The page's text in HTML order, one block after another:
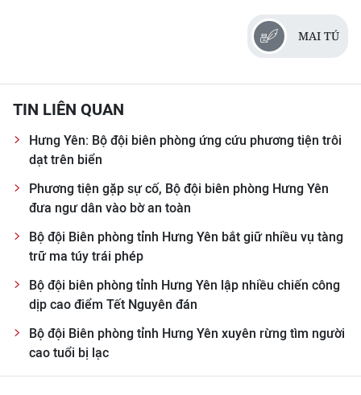
MAI TÚ
TIN LIÊN QUAN
Hưng Yên: Bộ đội biên phòng ứng cứu phương tiện trôi
dạt trên biển
Phương tiện gặp sự cố, Bộ đội biên phòng Hưng Yên
đưa ngư dân vào bờ an toàn
Bộ đội Biên phòng tỉnh Hưng Yên bắt giữ nhiều vụ tàng
trữ ma túy trái phép
Bộ đội biên phòng tỉnh Hưng Yên lập nhiều chiến công
dịp cao điểm Tết Nguyên đán
Bộ đội Biên phòng tỉnh Hưng Yên xuyên rừng tìm người
cao tuổi bị lạc